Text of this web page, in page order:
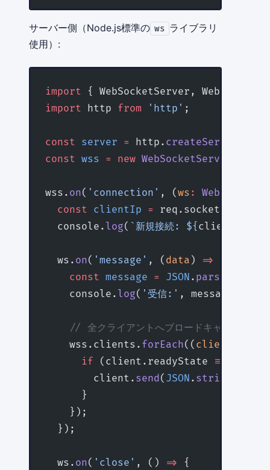
サーバー側（Node.js標準の ws ライブラリ
使用）:
import { WebSocketServer, WebSocket
import http from 'http' ;
const server = http. createServer
const wss = new WebSocketServer
wss. on( 'connection' , ( ws : WebSocket
  const
clientIp =
  console.
log( `新規接続: ${ clientIp
  ws.
on( 'message' , ( data ) =>
    const
message = JSON . parse
    console.
log( '受信:' , message);
    // 全クライアントへブロードキャスト
    wss.clients.
forEach(( client
      if
(client.readyState ===
        client.
send( JSON . stringify
      }
    });
  });
  ws.
on( 'close' , () => {